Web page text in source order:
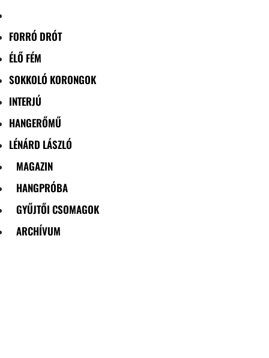
FORRÓ DRÓT
ÉLŐ FÉM
SOKKOLÓ KORONGOK
INTERJÚ
HANGERŐMŰ
LÉNÁRD LÁSZLÓ
MAGAZIN
HANGPRÓBA
GYŰJTŐI CSOMAGOK
ARCHÍVUM